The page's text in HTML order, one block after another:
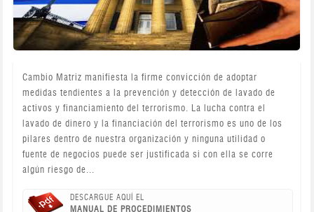
Cambio Matriz manifiesta la firme convicción de adoptar
medidas tendientes a la prevención y detección de lavado de
activos y financiamiento del terrorismo. La lucha contra el
lavado de dinero y la financiación del terrorismo es uno de los
pilares dentro de nuestra organización y ninguna utilidad o
fuente de negocios puede ser justificada si con ella se corre
algún riesgo de...
DESCARGUE AQUÍ EL
MANUAL DE PROCEDIMIENTOS